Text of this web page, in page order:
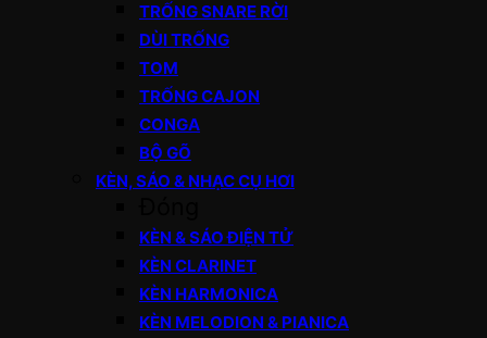
TRỐNG SNARE RỜI
DÙI TRỐNG
TOM
TRỐNG CAJON
CONGA
BỘ GÕ
KÈN, SÁO & NHẠC CỤ HƠI
KÈN & SÁO ĐIỆN TỬ
KÈN CLARINET
KÈN HARMONICA
KÈN MELODION & PIANICA